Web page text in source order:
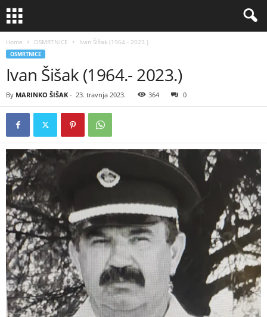
Home OSMRTNICE Ivan Šišak (1964.- 2023.)
OSMRTNICE
Ivan Šišak (1964.- 2023.)
By MARINKO ŠIŠAK - 23. travnja 2023. 364 0